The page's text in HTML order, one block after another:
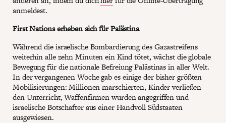
anmeldest.
First Nations erheben sich für Palästina
Während die israelische Bombardierung des Gazastreifens
weiterhin alle zehn Minuten ein Kind tötet, wächst die globale
Bewegung für die nationale Befreiung Palästinas in aller Welt.
In der vergangenen Woche gab es einige der bisher größten
Mobilisierungen: Millionen marschierten, Kinder verließen
den Unterricht, Waffenfirmen wurden angegriffen und
israelische Botschafter aus einer Handvoll Südstaaten
ausgewiesen.